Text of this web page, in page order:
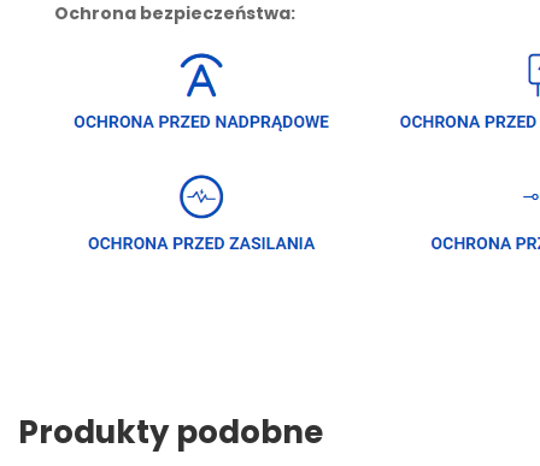
Ochrona bezpieczeństwa:
Produkty podobne